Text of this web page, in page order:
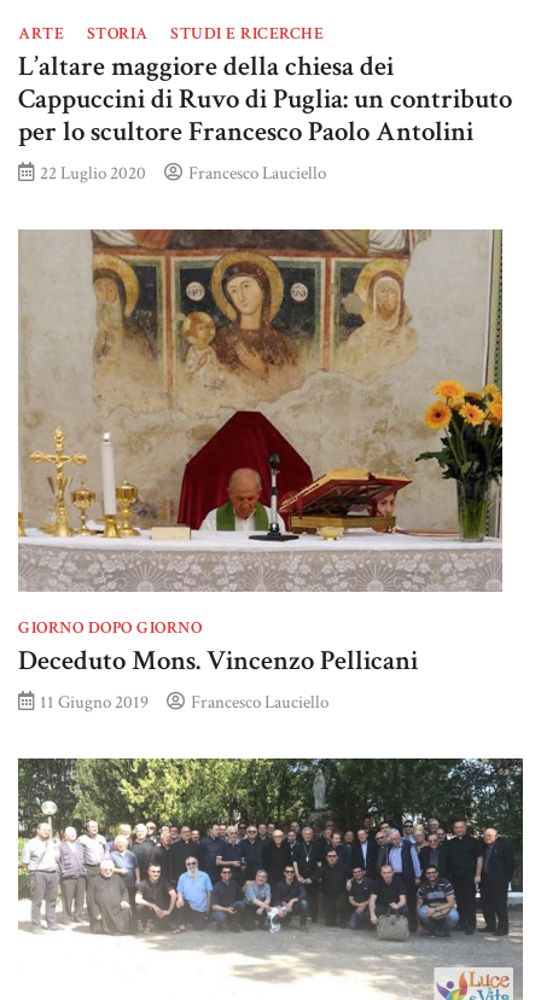
ARTE STORIA STUDI E RICERCHE
L’altare maggiore della chiesa dei
Cappuccini di Ruvo di Puglia: un contributo
per lo scultore Francesco Paolo Antolini
22 Luglio 2020 Francesco Lauciello
GIORNO DOPO GIORNO
Deceduto Mons. Vincenzo Pellicani
11 Giugno 2019 Francesco Lauciello